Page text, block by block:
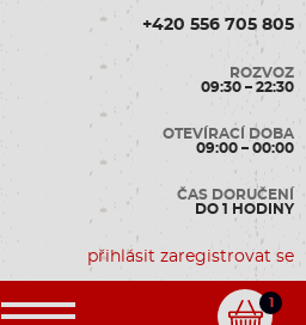
+420 556 705 805
ROZVOZ
09:30 – 22:30
OTEVÍRACÍ DOBA
09:00 – 00:00
ČAS DORUČENÍ
DO 1 HODINY
přihlásit zaregistrovat se
1